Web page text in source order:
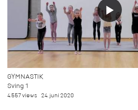
GYMNASTIK
Sving 1
4.557 views 24. juni 2020